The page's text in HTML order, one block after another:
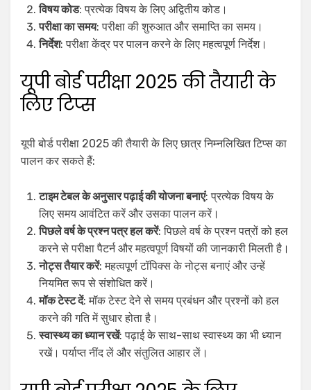
विषय कोड: प्रत्येक विषय के लिए अद्वितीय कोड।
परीक्षा का समय: परीक्षा की शुरुआत और समाप्ति का समय।
निर्देश: परीक्षा केंद्र पर पालन करने के लिए महत्वपूर्ण निर्देश।
यूपी बोर्ड परीक्षा 2025 की तैयारी के
लिए टिप्स
यूपी बोर्ड परीक्षा 2025 की तैयारी के लिए छात्र निम्नलिखित टिप्स का
पालन कर सकते हैं:
टाइम टेबल के अनुसार पढ़ाई की योजना बनाएं: प्रत्येक विषय के
लिए समय आवंटित करें और उसका पालन करें।
पिछले वर्ष के प्रश्न पत्र हल करें: पिछले वर्ष के प्रश्न पत्रों को हल
करने से परीक्षा पैटर्न और महत्वपूर्ण विषयों की जानकारी मिलती है।
नोट्स तैयार करें: महत्वपूर्ण टॉपिक्स के नोट्स बनाएं और उन्हें
नियमित रूप से संशोधित करें।
मॉक टेस्ट दें: मॉक टेस्ट देने से समय प्रबंधन और प्रश्नों को हल
करने की गति में सुधार होता है।
स्वास्थ्य का ध्यान रखें: पढ़ाई के साथ-साथ स्वास्थ्य का भी ध्यान
रखें। पर्याप्त नींद लें और संतुलित आहार लें।